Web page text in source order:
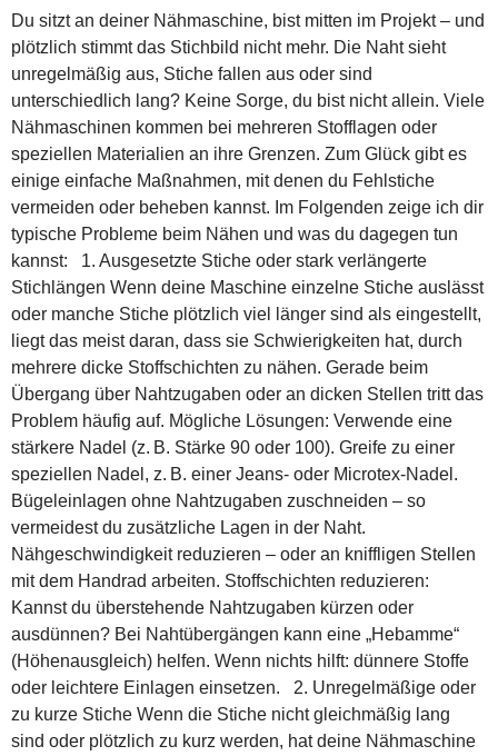
Du sitzt an deiner Nähmaschine, bist mitten im Projekt – und
plötzlich stimmt das Stichbild nicht mehr. Die Naht sieht
unregelmäßig aus, Stiche fallen aus oder sind
unterschiedlich lang? Keine Sorge, du bist nicht allein. Viele
Nähmaschinen kommen bei mehreren Stofflagen oder
speziellen Materialien an ihre Grenzen. Zum Glück gibt es
einige einfache Maßnahmen, mit denen du Fehlstiche
vermeiden oder beheben kannst. Im Folgenden zeige ich dir
typische Probleme beim Nähen und was du dagegen tun
kannst: 1. Ausgesetzte Stiche oder stark verlängerte
Stichlängen Wenn deine Maschine einzelne Stiche auslässt
oder manche Stiche plötzlich viel länger sind als eingestellt,
liegt das meist daran, dass sie Schwierigkeiten hat, durch
mehrere dicke Stoffschichten zu nähen. Gerade beim
Übergang über Nahtzugaben oder an dicken Stellen tritt das
Problem häufig auf. Mögliche Lösungen: Verwende eine
stärkere Nadel (z. B. Stärke 90 oder 100). Greife zu einer
speziellen Nadel, z. B. einer Jeans- oder Microtex-Nadel.
Bügeleinlagen ohne Nahtzugaben zuschneiden – so
vermeidest du zusätzliche Lagen in der Naht.
Nähgeschwindigkeit reduzieren – oder an kniffligen Stellen
mit dem Handrad arbeiten. Stoffschichten reduzieren:
Kannst du überstehende Nahtzugaben kürzen oder
ausdünnen? Bei Nahtübergängen kann eine „Hebamme“
(Höhenausgleich) helfen. Wenn nichts hilft: dünnere Stoffe
oder leichtere Einlagen einsetzen. 2. Unregelmäßige oder
zu kurze Stiche Wenn die Stiche nicht gleichmäßig lang
sind oder plötzlich zu kurz werden, hat deine Nähmaschine